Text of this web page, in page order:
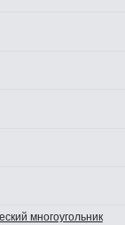
многоугольник